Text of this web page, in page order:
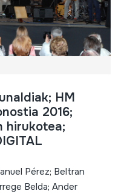
HM
2016;
hirukotea;
Pérez; Beltran
Belda; Ander